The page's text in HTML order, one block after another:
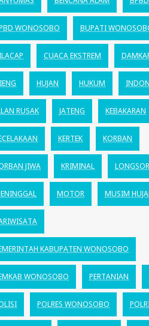
WONOSOBO BUPATI
CUACA EKSTREM
HUJAN HUKUM
RUSAK JATENG KEBAKARAN
KERTEK KORBAN
JIWA KRIMINAL LONGSOR
MOTOR MUSIM
KABUPATEN WONOSOBO
WONOSOBO PERTANIAN
POLRES WONOSOBO